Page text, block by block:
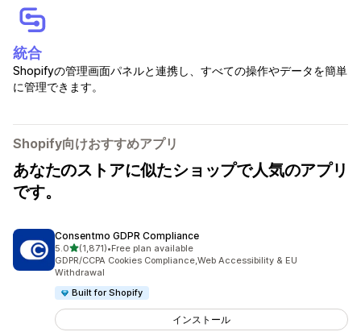
統合
Shopifyの管理画面パネルと連携し、すべての操作やデータを簡単
に管理できます。
Shopify向けおすすめアプリ
あなたのストアに似たショップで人気のアプリ
です。
Consentmo GDPR Compliance
5.05つ星中
(1,871)
合計レビュー数：1871件
•Free plan available
GDPR/CCPA Cookies Compliance,Web Accessibility & EU
Withdrawal
Built for Shopify
インストール